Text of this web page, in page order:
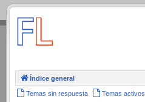
.
Índice general
Temas sin respuesta Temas activos